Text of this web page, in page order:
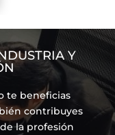
Y
te beneficias
contribuyes
la profesión